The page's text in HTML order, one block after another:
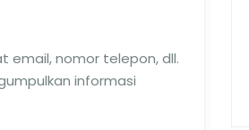
email, nomor telepon, dll.
informasi